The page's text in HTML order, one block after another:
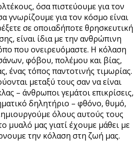
όσα πιστεύουμε για τον
γνωρίζουμε για τον κόσμο είναι
σε οποιαδήποτε θρησκευτική
είναι ίδια με την ανθρώπινη
που ονειρευόμαστε. Η κόλαση
φόβου, πολέμου και βίας,
ένας τόπος παντοτινής τιμωρίας.
μεταξύ τους σαν να είναι
– άνθρωποι γεμάτοι επικρίσεις,
δηλητήριο – φθόνο, θυμό,
όλους αυτούς τους
μυαλό μας γιατί έχουμε μάθει με
την κόλαση στη ζωή μας.